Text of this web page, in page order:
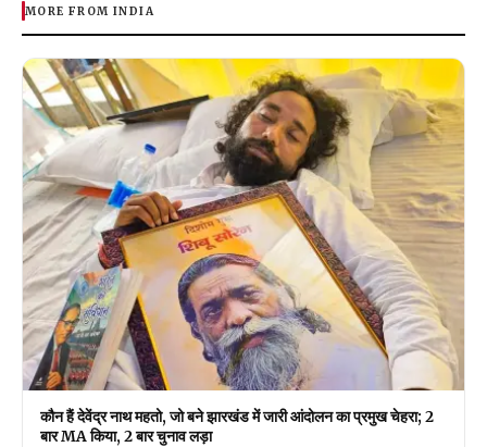
MORE FROM INDIA
कौन हैं देवेंद्र नाथ महतो, जो बने झारखंड में जारी आंदोलन का प्रमुख चेहरा; 2
बार MA किया, 2 बार चुनाव लड़ा